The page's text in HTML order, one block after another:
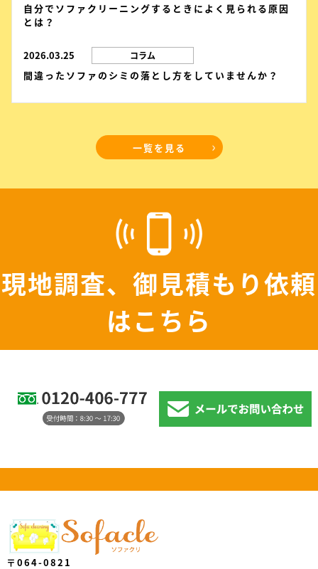
自分でソファクリーニングするときによく見られる原因
とは？
2026.03.25 コラム
間違ったソファのシミの落とし方をしていませんか？
一覧を見る
現地調査、御見積もり依頼
はこちら
〒064-0821